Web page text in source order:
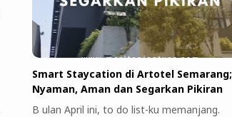
Smart Staycation di Artotel Semarang;
Nyaman, Aman dan Segarkan Pikiran
B ulan April ini, to do list-ku memanjang.